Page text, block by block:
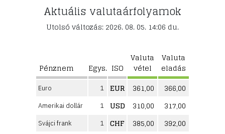
Aktuális valutaárfolyamok
Utolsó változás: 2026. 08. 05. 14:06 du.
Pénznem Egys. ISO
Valuta
vétel
Valuta
eladás
Euro 1 EUR 361,00 366,00
Amerikai dollár 1 USD 310,00 317,00
Svájci frank 1 CHF 385,00 392,00